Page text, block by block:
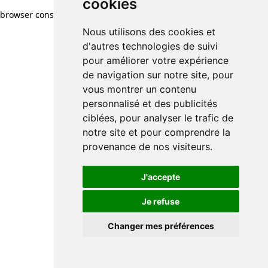
cookies
Nous utilisons des cookies et
d'autres technologies de suivi
pour améliorer votre expérience
de navigation sur notre site, pour
vous montrer un contenu
personnalisé et des publicités
ciblées, pour analyser le trafic de
notre site et pour comprendre la
provenance de nos visiteurs.
J'accepte
Je refuse
Changer mes préférences
browser console for more information)